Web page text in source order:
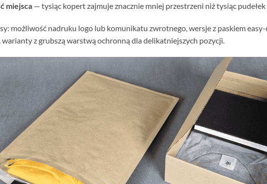
miejsca — tysiąc kopert zajmuje znacznie mniej przestrzeni niż tysiąc pudełek
możliwość nadruku logo lub komunikatu zwrotnego, wersje z paskiem
z grubszą warstwą ochronną dla delikatniejszych pozycji.